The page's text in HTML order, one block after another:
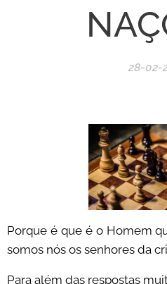
28-02-
Porque é que é o Homem
somos nós os senhores da
Para além das respostas